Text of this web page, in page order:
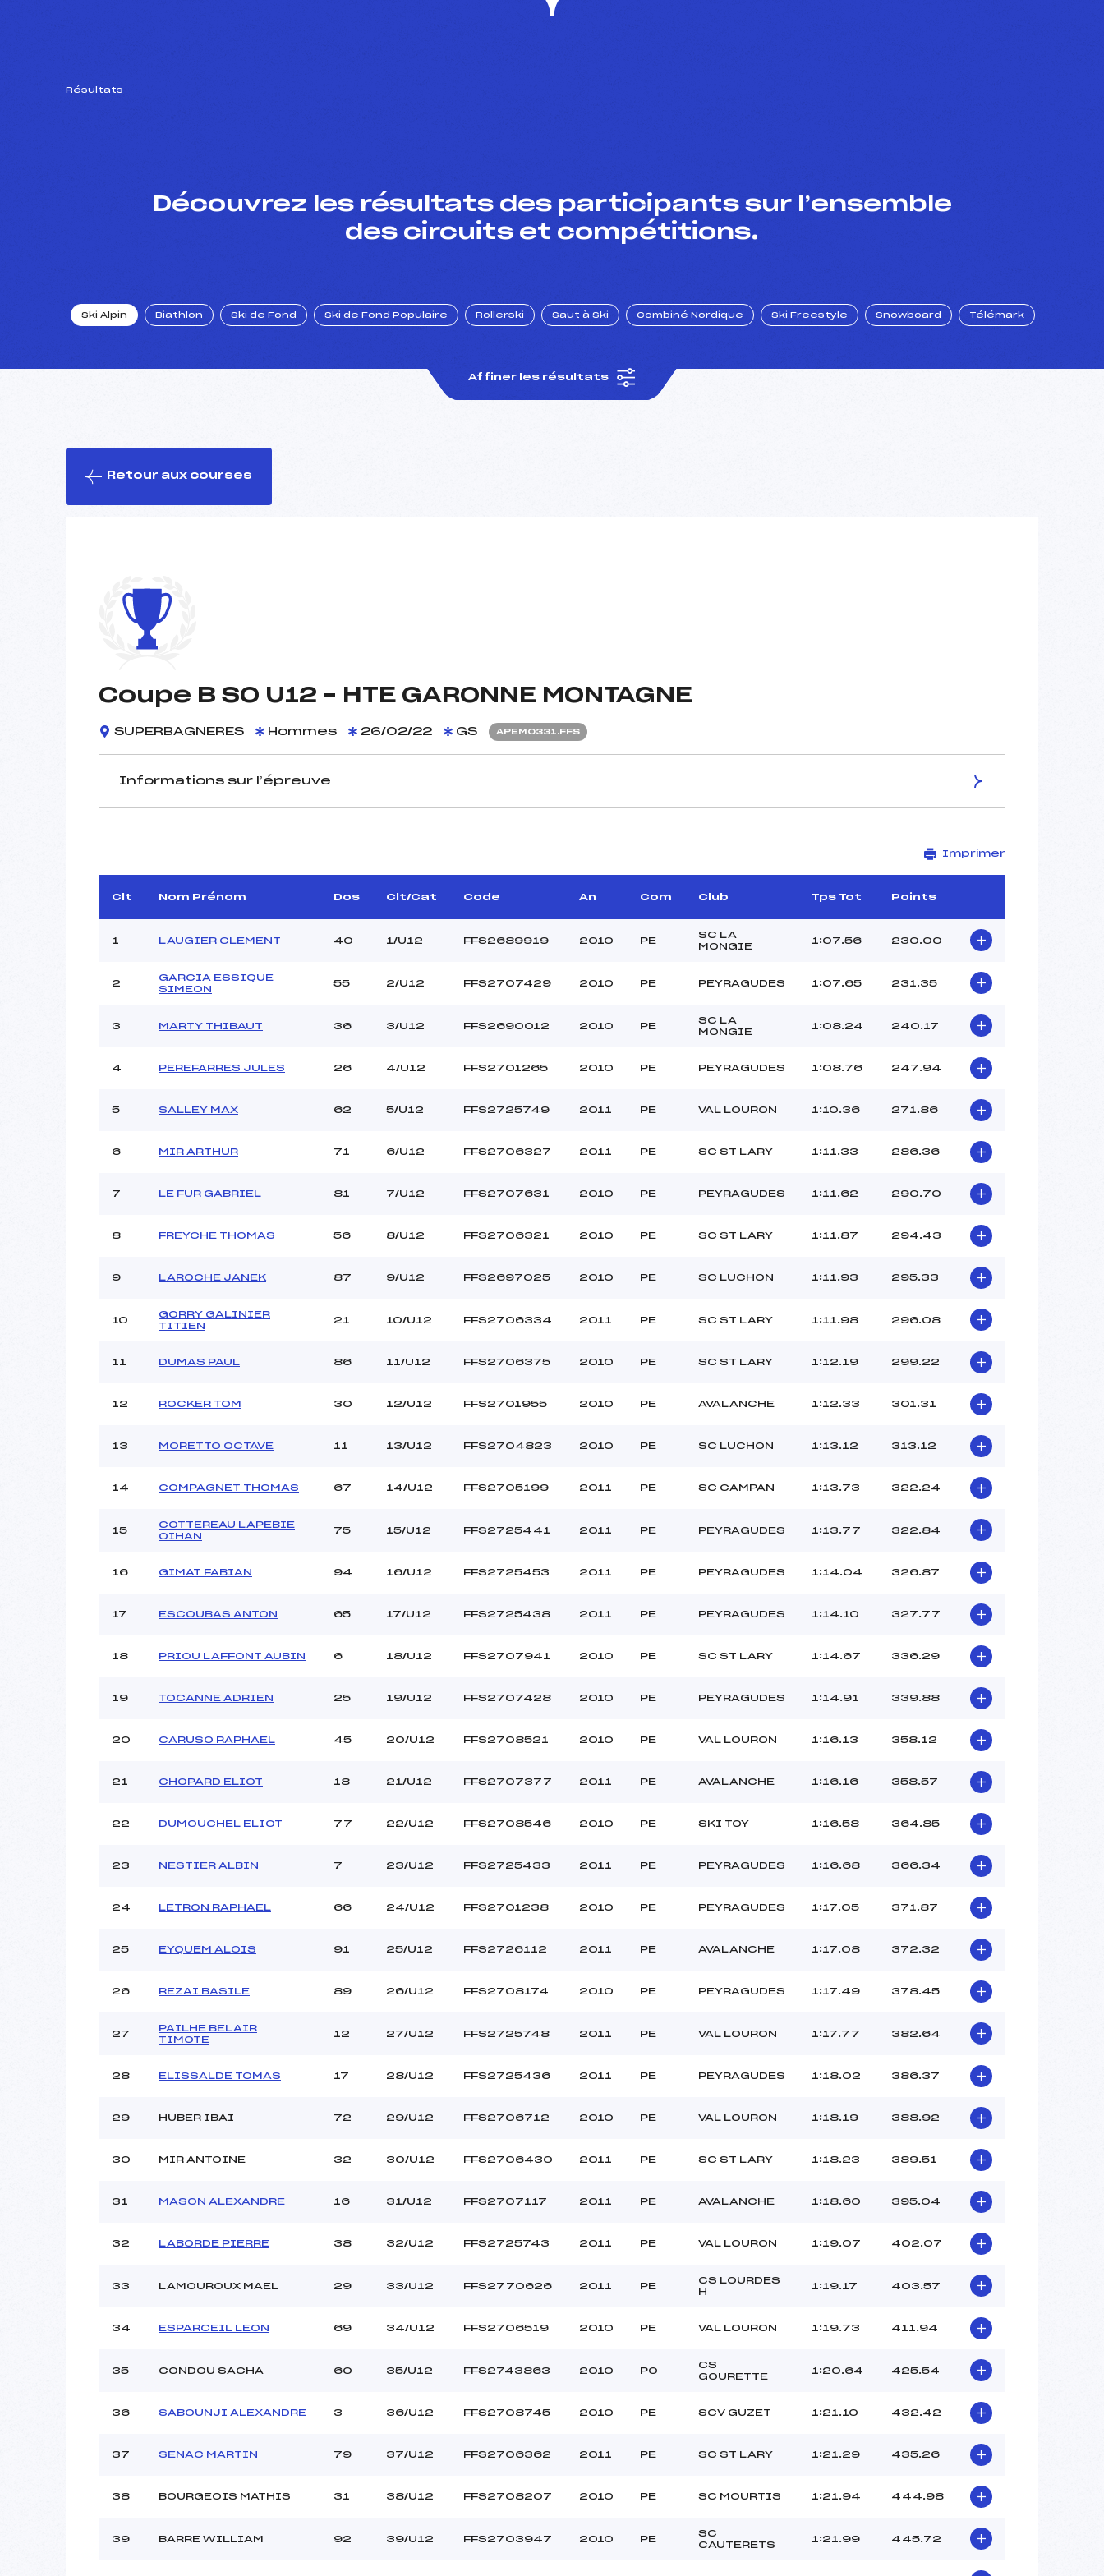
Résultats
Découvrez les résultats des participants sur l’ensemble
des circuits et compétitions.
Ski Alpin Biathlon Ski de Fond Ski de Fond Populaire Rollerski Saut à Ski Combiné Nordique Ski Freestyle Snowboard Télémark
Affiner les résultats
Retour aux courses
Coupe B SO U12 – HTE GARONNE MONTAGNE
SUPERBAGNERES Hommes 26/02/22 GS APEM0331.FFS
Informations sur l’épreuve
–
Altitude départ :
–
Altitude arrivée :
MANCHE 1
Heure de départ :
–
Ouvreurs A :
MICHAUT (PE)
Ouvreurs C :
–
MANCHE 2
Heure de départ :
Ouvreurs A :
MICHAUT (PE)
Ouvreurs C :
Pénalité appliquée :
230.0000
Imprimer
Clt Nom Prénom Dos Clt/Cat Code An Com Club Tps Tot Points
1 LAUGIER CLEMENT 40 1/U12 FFS2689919 2010 PE
SC LA
MONGIE
1:07.56 230.00
2
GARCIA ESSIQUE
SIMEON
55 2/U12 FFS2707429 2010 PE PEYRAGUDES 1:07.65 231.35
3 MARTY THIBAUT 36 3/U12 FFS2690012 2010 PE
SC LA
MONGIE
1:08.24 240.17
4 PEREFARRES JULES 26 4/U12 FFS2701265 2010 PE PEYRAGUDES 1:08.76 247.94
5 SALLEY MAX 62 5/U12 FFS2725749 2011 PE VAL LOURON 1:10.36 271.86
6 MIR ARTHUR 71 6/U12 FFS2706327 2011 PE SC ST LARY 1:11.33 286.36
7 LE FUR GABRIEL 81 7/U12 FFS2707631 2010 PE PEYRAGUDES 1:11.62 290.70
8 FREYCHE THOMAS 56 8/U12 FFS2706321 2010 PE SC ST LARY 1:11.87 294.43
9 LAROCHE JANEK 87 9/U12 FFS2697025 2010 PE SC LUCHON 1:11.93 295.33
10
GORRY GALINIER
TITIEN
21 10/U12 FFS2706334 2011 PE SC ST LARY 1:11.98 296.08
11 DUMAS PAUL 86 11/U12 FFS2706375 2010 PE SC ST LARY 1:12.19 299.22
12 ROCKER TOM 30 12/U12 FFS2701955 2010 PE AVALANCHE 1:12.33 301.31
13 MORETTO OCTAVE 11 13/U12 FFS2704823 2010 PE SC LUCHON 1:13.12 313.12
14 COMPAGNET THOMAS 67 14/U12 FFS2705199 2011 PE SC CAMPAN 1:13.73 322.24
15
COTTEREAU LAPEBIE
OIHAN
75 15/U12 FFS2725441 2011 PE PEYRAGUDES 1:13.77 322.84
16 GIMAT FABIAN 94 16/U12 FFS2725453 2011 PE PEYRAGUDES 1:14.04 326.87
17 ESCOUBAS ANTON 65 17/U12 FFS2725438 2011 PE PEYRAGUDES 1:14.10 327.77
18 PRIOU LAFFONT AUBIN 6 18/U12 FFS2707941 2010 PE SC ST LARY 1:14.67 336.29
19 TOCANNE ADRIEN 25 19/U12 FFS2707428 2010 PE PEYRAGUDES 1:14.91 339.88
20 CARUSO RAPHAEL 45 20/U12 FFS2708521 2010 PE VAL LOURON 1:16.13 358.12
21 CHOPARD ELIOT 18 21/U12 FFS2707377 2011 PE AVALANCHE 1:16.16 358.57
22 DUMOUCHEL ELIOT 77 22/U12 FFS2708546 2010 PE SKI TOY 1:16.58 364.85
23 NESTIER ALBIN 7 23/U12 FFS2725433 2011 PE PEYRAGUDES 1:16.68 366.34
24 LETRON RAPHAEL 66 24/U12 FFS2701238 2010 PE PEYRAGUDES 1:17.05 371.87
25 EYQUEM ALOIS 91 25/U12 FFS2726112 2011 PE AVALANCHE 1:17.08 372.32
26 REZAI BASILE 89 26/U12 FFS2708174 2010 PE PEYRAGUDES 1:17.49 378.45
27
PAILHE BELAIR
TIMOTE
12 27/U12 FFS2725748 2011 PE VAL LOURON 1:17.77 382.64
28 ELISSALDE TOMAS 17 28/U12 FFS2725436 2011 PE PEYRAGUDES 1:18.02 386.37
29 HUBER IBAI 72 29/U12 FFS2706712 2010 PE VAL LOURON 1:18.19 388.92
30 MIR ANTOINE 32 30/U12 FFS2706430 2011 PE SC ST LARY 1:18.23 389.51
31 MASON ALEXANDRE 16 31/U12 FFS2707117 2011 PE AVALANCHE 1:18.60 395.04
32 LABORDE PIERRE 38 32/U12 FFS2725743 2011 PE VAL LOURON 1:19.07 402.07
33 LAMOUROUX MAEL 29 33/U12 FFS2770626 2011 PE
CS LOURDES
H
1:19.17 403.57
34 ESPARCEIL LEON 69 34/U12 FFS2706519 2010 PE VAL LOURON 1:19.73 411.94
35 CONDOU SACHA 60 35/U12 FFS2743863 2010 PO
CS
GOURETTE
1:20.64 425.54
36 SABOUNJI ALEXANDRE 3 36/U12 FFS2708745 2010 PE SCV GUZET 1:21.10 432.42
37 SENAC MARTIN 79 37/U12 FFS2706362 2011 PE SC ST LARY 1:21.29 435.26
38 BOURGEOIS MATHIS 31 38/U12 FFS2708207 2010 PE SC MOURTIS 1:21.94 444.98
39 BARRE WILLIAM 92 39/U12 FFS2703947 2010 PE
SC
CAUTERETS
1:21.99 445.72